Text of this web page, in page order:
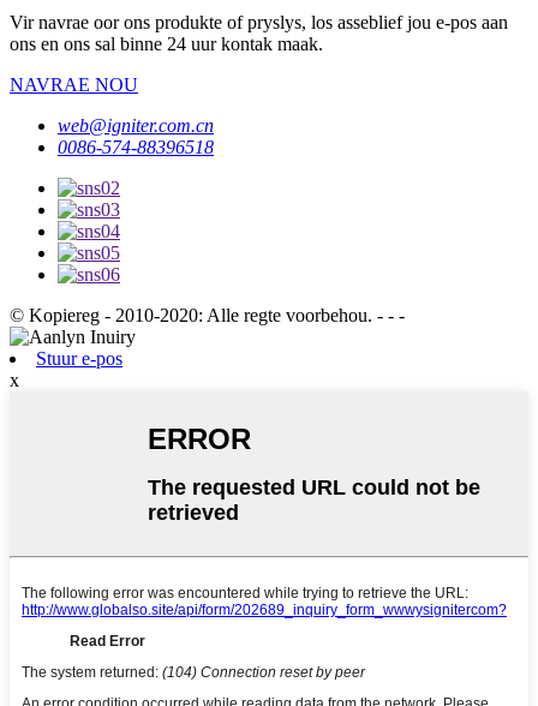
Vir navrae oor ons produkte of pryslys, los asseblief jou e-pos aan
ons en ons sal binne 24 uur kontak maak.
NAVRAE NOU
web@igniter.com.cn
0086-574-88396518
© Kopiereg - 2010-2020: Alle regte voorbehou. - - -
Stuur e-pos
x